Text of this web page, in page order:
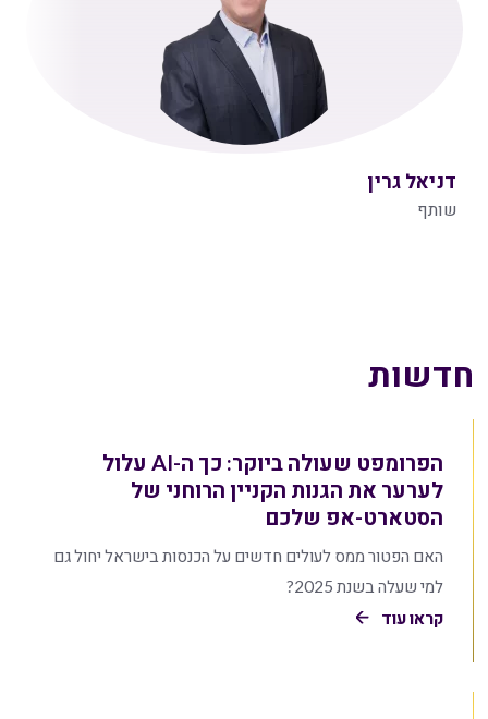
דניאל גרין
שותף
חדשות
הפרומפט שעולה ביוקר: כך ה-AI עלול
לערער את הגנות הקניין הרוחני של
הסטארט-אפ שלכם
האם הפטור ממס לעולים חדשים על הכנסות בישראל יחול גם
למי שעלה בשנת 2025?
קראו עוד